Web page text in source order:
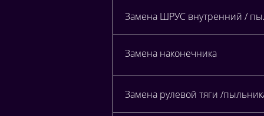
Замена ШРУС внутренний /
Замена наконечника
Замена рулевой тяги /